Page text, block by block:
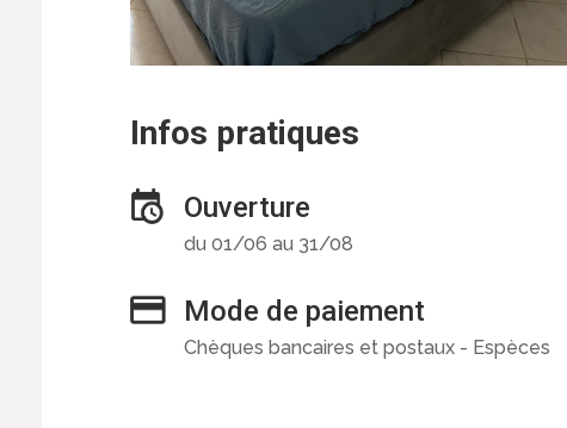
Infos pratiques
Ouverture
du 01/06 au 31/08
Mode de paiement
Chèques bancaires et postaux - Espèces